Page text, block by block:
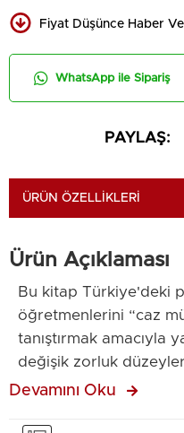
Fiyat Düşünce Haber
WhatsApp ile Sipariş
PAYLAŞ:
ÜRÜN ÖZELLIKLERI
Ürün Açıklaması
Bu kitap Türkiye'deki
öğretmenlerini “caz
tanıştırmak amacıyla
değişik zorluk
ExamGrades 2-3-4-5)
Devamını Oku